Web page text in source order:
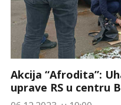
Akcija “Afrodita”:
uprave RS u centru